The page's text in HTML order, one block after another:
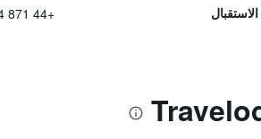
+44 871 984 6379